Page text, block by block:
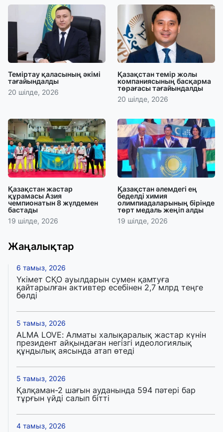
Теміртау қаласының әкімі
тағайындалды
20 шілде, 2026
Қазақстан темір жолы
компаниясының басқарма
төрағасы тағайындалды
20 шілде, 2026
Қазақстан жастар
құрамасы Азия
чемпионатын 8 жүлдемен
бастады
19 шілде, 2026
Қазақстан әлемдегі ең
беделді химия
олимпиадаларының бірінде
төрт медаль жеңіп алды
19 шілде, 2026
Жаңалықтар
6 тамыз, 2026
Үкімет СҚО ауылдарын сумен қамтуға
қайтарылған активтер есебінен 2,7 млрд теңге
бөлді
5 тамыз, 2026
ALMA LOVE: Алматы халықаралық жастар күнін
президент айқындаған негізгі идеологиялық
құндылық аясында атап өтеді
5 тамыз, 2026
Қалқаман-2 шағын ауданында 594 пәтері бар
тұрғын үйді салып бітті
4 тамыз, 2026